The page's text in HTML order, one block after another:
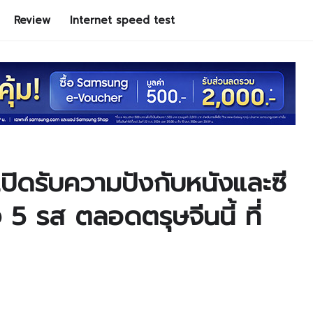
Review Internet speed test
ดรับความปังกับหนังและซี
5 รส ตลอดตรุษจีนนี้ ที่